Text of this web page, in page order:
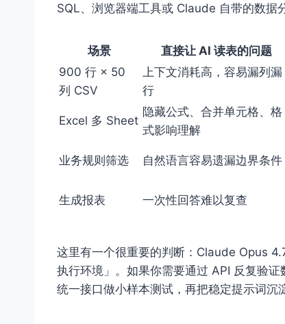
SQL、浏览器端工具或 Claude 自带的数据
场景 直接让 AI 读表的问题
900 行 × 50
列 CSV
上下文消耗高，容易漏列漏
行
Excel 多 Sheet
隐藏公式、合并单元格、格
式影响理解
业务规则筛选 自然语言容易遗漏边界条件
生成报表 一次性回答难以复查
这里有一个很重要的判断：Claude Opus
执行环境」。如果你需要通过 API 反复验
统一接口做小样本测试，再把稳定提示词沉